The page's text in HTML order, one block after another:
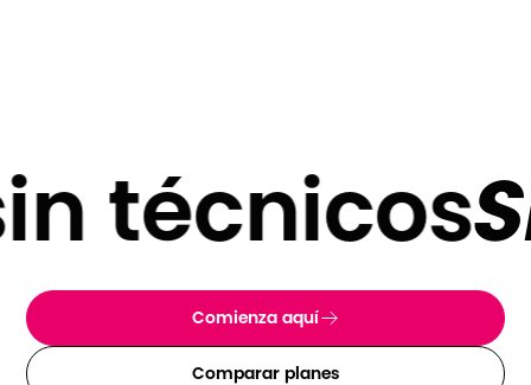
técnicos
Comienza aquí
Comparar planes